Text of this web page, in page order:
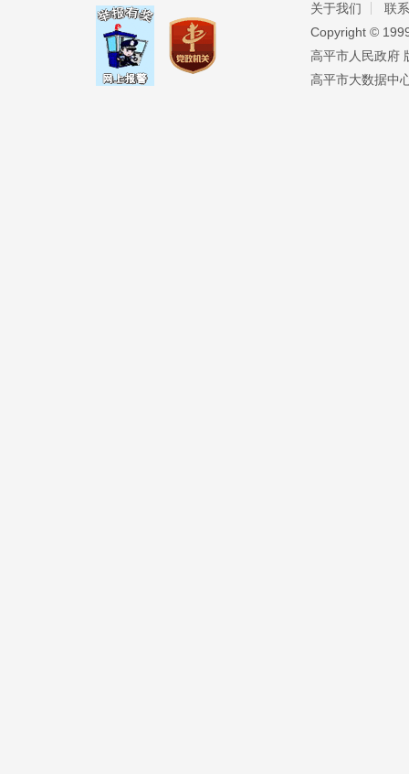
关于我们
联
Copyright ©️
高平市人民政府
高平市大数据